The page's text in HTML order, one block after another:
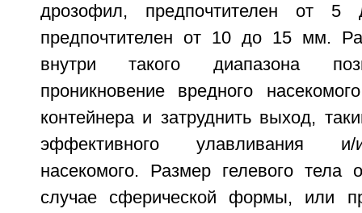
дрозофил, предпочтителен от
предпочтителен от 10 до 15 мм.
внутри такого диапазона
проникновение вредного
контейнера и затруднить выход,
эффективного улавливания и/
насекомого. Размер гелевого тела
случае сферической формы, или